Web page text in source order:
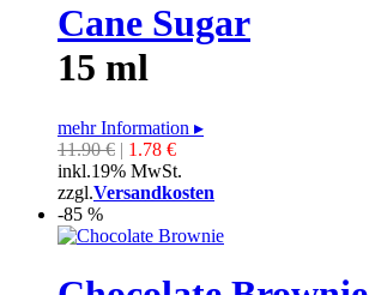
Cane Sugar
15 ml
mehr Information ▸
11.90 € | 1.78 €
inkl.19% MwSt.
zzgl.Versandkosten
-85 %